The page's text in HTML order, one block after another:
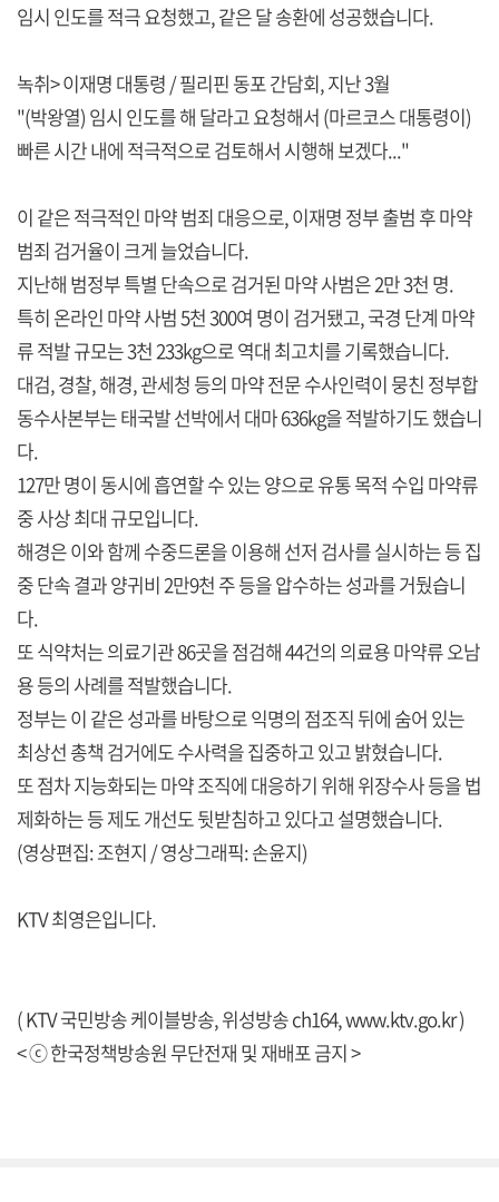
임시 인도를 적극 요청했고, 같은 달 송환에 성공했습니다.
녹취> 이재명 대통령 / 필리핀 동포 간담회, 지난 3월
"(박왕열) 임시 인도를 해 달라고 요청해서 (마르코스 대통령이)
빠른 시간 내에 적극적으로 검토해서 시행해 보겠다..."
이 같은 적극적인 마약 범죄 대응으로, 이재명 정부 출범 후 마약
범죄 검거율이 크게 늘었습니다.
지난해 범정부 특별 단속으로 검거된 마약 사범은 2만 3천 명.
특히 온라인 마약 사범 5천 300여 명이 검거됐고, 국경 단계 마약
류 적발 규모는 3천 233kg으로 역대 최고치를 기록했습니다.
대검, 경찰, 해경, 관세청 등의 마약 전문 수사인력이 뭉친 정부합
동수사본부는 태국발 선박에서 대마 636kg을 적발하기도 했습니
다.
127만 명이 동시에 흡연할 수 있는 양으로 유통 목적 수입 마약류
중 사상 최대 규모입니다.
해경은 이와 함께 수중드론을 이용해 선저 검사를 실시하는 등 집
중 단속 결과 양귀비 2만9천 주 등을 압수하는 성과를 거뒀습니
다.
또 식약처는 의료기관 86곳을 점검해 44건의 의료용 마약류 오남
용 등의 사례를 적발했습니다.
정부는 이 같은 성과를 바탕으로 익명의 점조직 뒤에 숨어 있는
최상선 총책 검거에도 수사력을 집중하고 있고 밝혔습니다.
또 점차 지능화되는 마약 조직에 대응하기 위해 위장수사 등을 법
제화하는 등 제도 개선도 뒷받침하고 있다고 설명했습니다.
(영상편집: 조현지 / 영상그래픽: 손윤지)
KTV 최영은입니다.
( KTV 국민방송 케이블방송, 위성방송 ch164,www.ktv.go.kr)
< ⓒ 한국정책방송원 무단전재 및 재배포 금지 >